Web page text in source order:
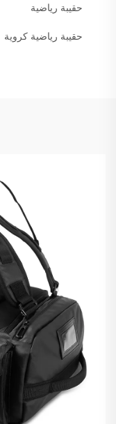
حقيبة رياضية
حقيبة رياضية كروية